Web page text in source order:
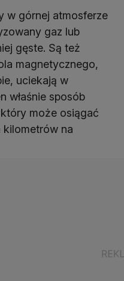
w górnej atmosferze
gaz lub
gęste. Są też
magnetycznego,
uciekają w
właśnie sposób
może osiągać
kilometrów na